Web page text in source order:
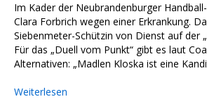
Im Kader der Neubrandenburger
Clara Forbrich wegen einer Erkrankung.
Siebenmeter-Schützin von Dienst auf der
Für das „Duell vom Punkt“ gibt es laut
Alternativen: „Madlen Kloska ist eine
Weiterlesen